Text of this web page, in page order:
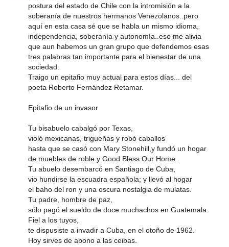
postura del estado de Chile con la intromisión a la
soberanía de nuestros hermanos Venezolanos..pero
aquí en esta casa sé que se habla un mismo idioma,
independencia, soberanía y autonomía..eso me alivia
que aun habemos un gran grupo que defendemos esas
tres palabras tan importante para el bienestar de una
sociedad.
Traigo un epitafio muy actual para estos días... del
poeta Roberto Fernández Retamar.
Epitafio de un invasor
Tu bisabuelo cabalgó por Texas,
violó mexicanas, trigueñas y robó caballos
hasta que se casó con Mary Stonehill,y fundó un hogar
de muebles de roble y Good Bless Our Home.
Tu abuelo desembarcó en Santiago de Cuba,
vio hundirse la escuadra española; y llevó al hogar
el baho del ron y una oscura nostalgia de mulatas.
Tu padre, hombre de paz,
sólo pagó el sueldo de doce muchachos en Guatemala.
Fiel a los tuyos,
te dispusiste a invadir a Cuba, en el otoño de 1962.
Hoy sirves de abono a las ceibas.